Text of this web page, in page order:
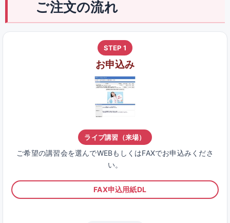
ご注文の流れ
STEP 1
お申込み
ライブ講習（来場）
ご希望の講習会を選んでWEBもしくはFAXでお申込みくださ
い。
FAX申込用紙DL